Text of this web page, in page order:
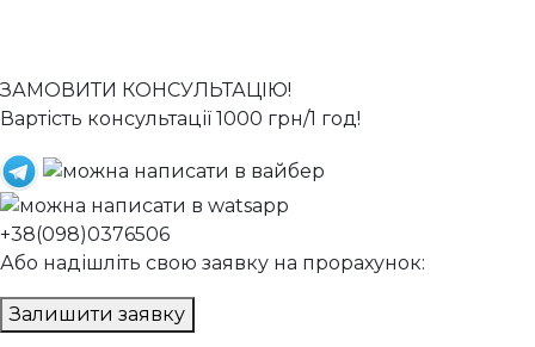
ЗАМОВИТИ КОНСУЛЬТАЦІЮ!
Вартість консультації 1000 грн/1 год!
+38(098)0376506
Або надішліть свою заявку на прорахунок:
Залишити заявку